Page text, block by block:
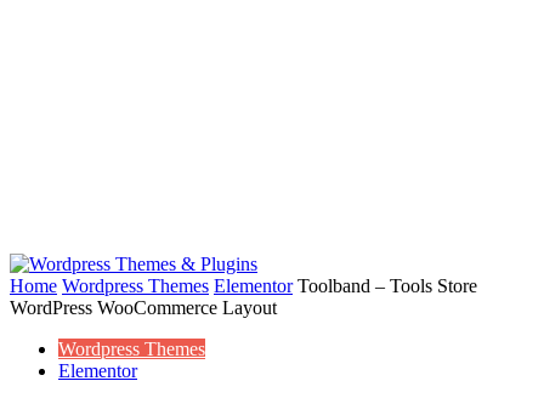
Home Wordpress Themes Elementor Toolband – Tools Store
WordPress WooCommerce Layout
Wordpress Themes
Elementor